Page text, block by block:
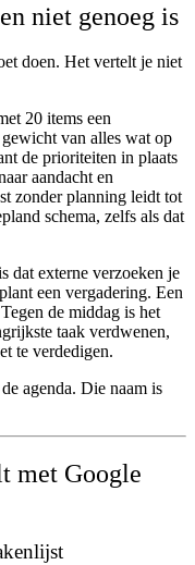
niet genoeg is
doen. Het vertelt je niet
20 items een
van alles wat op
de prioriteiten in plaats
aandacht en
zonder planning leidt tot
schema, zelfs als dat
dat externe verzoeken je
een vergadering. Een
de middag is het
taak verdwenen,
te verdedigen.
agenda. Die naam is
met Google